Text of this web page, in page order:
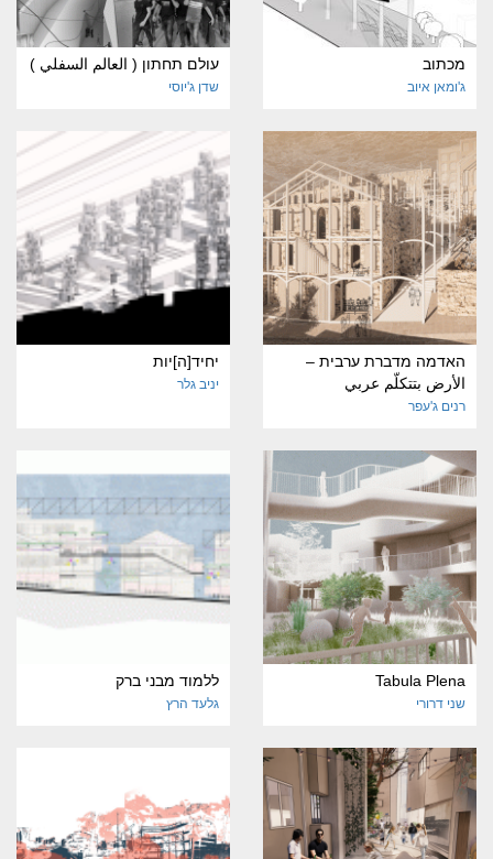
מכתוב
ג'ומאן איוב
עולם תחתון ( العالم السفلي )
שדן ג'יוסי
האדמה מדברת ערבית –
الأرض بتتكلّم عربي
רנים ג'עפר
יחיד[ה]יות
יניב גלר
Tabula Plena
שני דרורי
ללמוד מבני ברק
גלעד הרץ